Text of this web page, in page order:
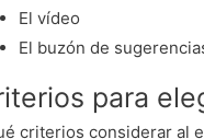
El vídeo
El buzón de
para
criterios considerar al